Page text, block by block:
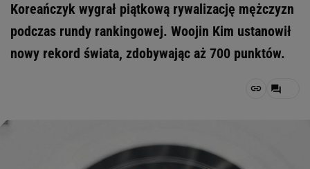
Koreańczyk wygrał piątkową rywalizację mężczyzn
podczas rundy rankingowej. Woojin Kim ustanowił
nowy rekord świata, zdobywając aż 700 punktów.